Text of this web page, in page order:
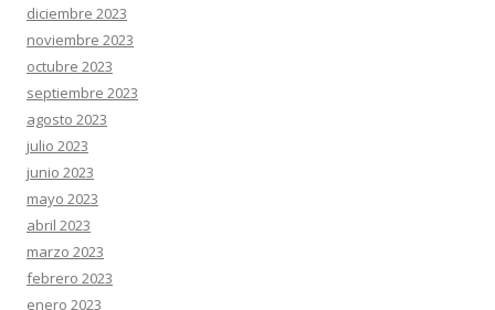
diciembre 2023
noviembre 2023
octubre 2023
septiembre 2023
agosto 2023
julio 2023
junio 2023
mayo 2023
abril 2023
marzo 2023
febrero 2023
enero 2023